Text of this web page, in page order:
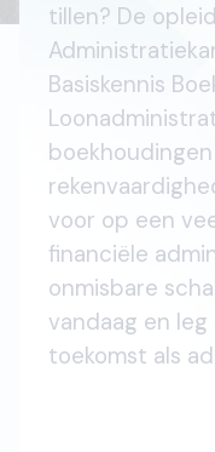
tillen? De
Basiskennis
voor op een
financiële
onmisbare
vandaag en
toekomst als